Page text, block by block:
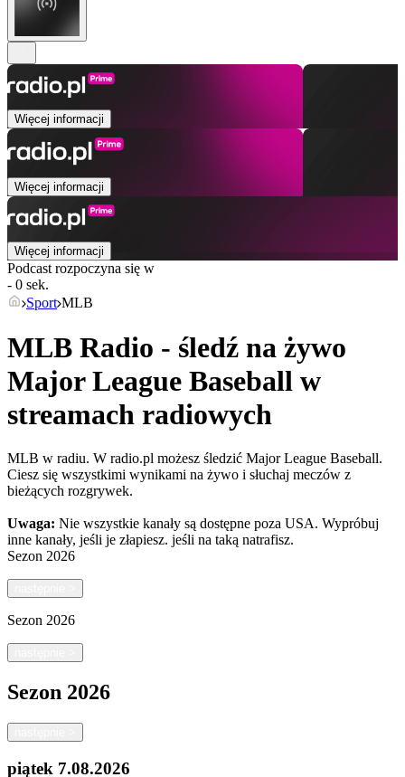
Więcej informacji
Więcej informacji
Więcej informacji
Podcast rozpoczyna się w
- 0 sek.
Sport MLB
MLB Radio - śledź na żywo
Major League Baseball w
streamach radiowych
MLB w radiu. W radio.pl możesz śledzić Major League Baseball.
Ciesz się wszystkimi wynikami na żywo i słuchaj meczów z
bieżących rozgrywek.
Uwaga: Nie wszystkie kanały są dostępne poza USA. Wypróbuj
inne kanały, jeśli je złapiesz. jeśli na taką natrafisz.
Sezon 2026
Sezon 2026
Sezon 2026
piątek 7.08.2026